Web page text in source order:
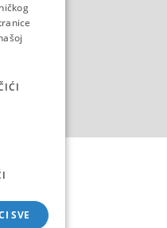
by HHI
SVE